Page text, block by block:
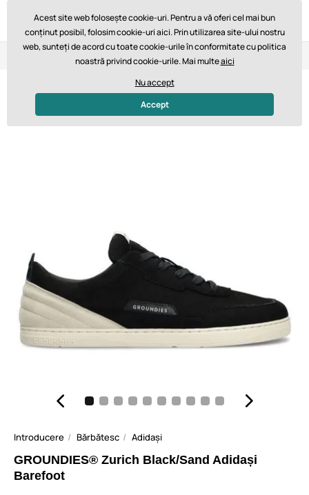
Retur în 14 zile Livrare rapidă de la 747,61 lei GRATUIT
Introducere Bărbătesc Adidași
GROUNDIES® Zurich Black/Sand Adidași
Barefoot
Acest site web folosește cookie-uri. Pentru a vă oferi cel mai bun
conținut posibil, folosim cookie-uri aici. Prin utilizarea site-ului nostru
web, sunteți de acord cu toate cookie-urile în conformitate cu politica
noastră privind cookie-urile. Mai multeaici
Nu accept
Accept